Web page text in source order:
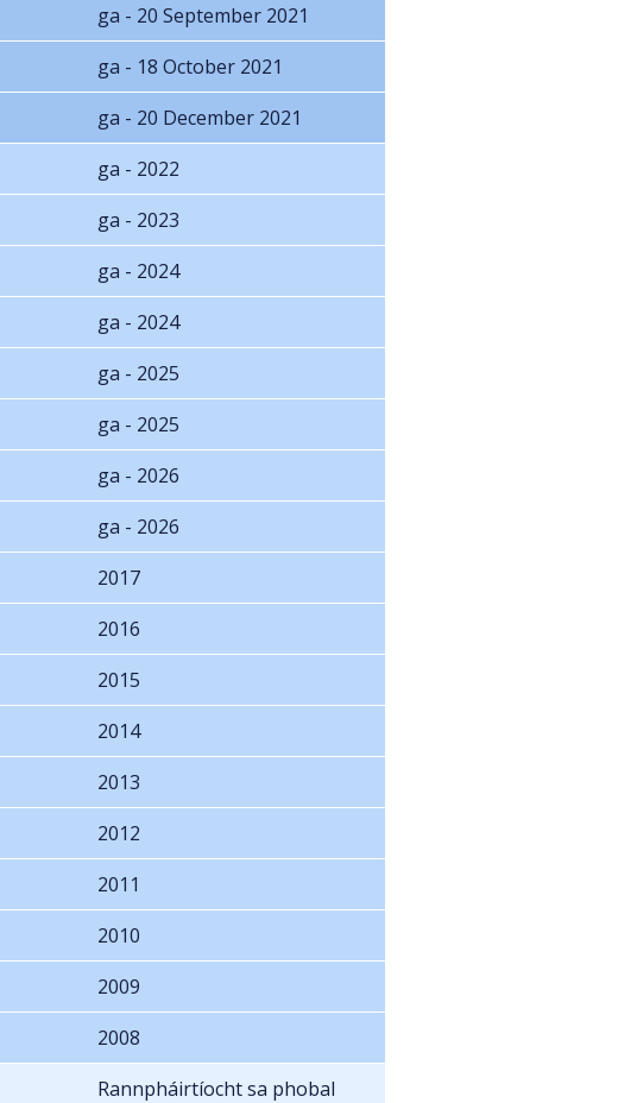
ga - 20 September 2021
ga - 18 October 2021
ga - 20 December 2021
ga - 2022
ga - 2023
ga - 2024
ga - 2024
ga - 2025
ga - 2025
ga - 2026
ga - 2026
2017
2016
2015
2014
2013
2012
2011
2010
2009
2008
Rannpháirtíocht sa phobal